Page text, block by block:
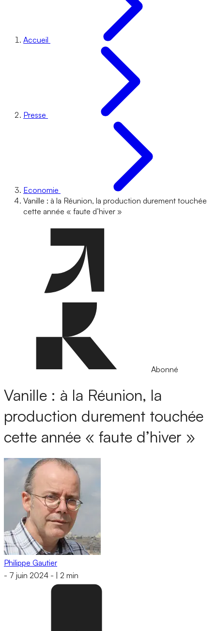
Accueil
Presse
Economie
Vanille : à la Réunion, la production durement touchée
cette année « faute d’hiver »
Abonné
Vanille : à la Réunion, la
production durement touchée
cette année « faute d’hiver »
Philippe Gautier
- 7 juin 2024 - 2 min